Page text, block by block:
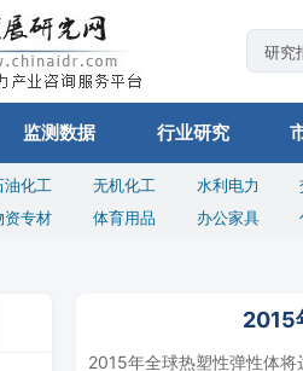
监测数据 行业研究
油化工 无机化工 水利电力
资专材 体育用品 办公家具
2015
2015年全球热塑性弹性体